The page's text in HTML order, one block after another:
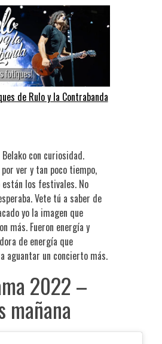
de Rulo y la Contrabanda
con curiosidad.
ver y tan poco tiempo,
los festivales. No
Vete tú a saber de
yo la imagen que
más. Fueron energía y
de energía que
aguantar un concierto más.
2022 –
mañana